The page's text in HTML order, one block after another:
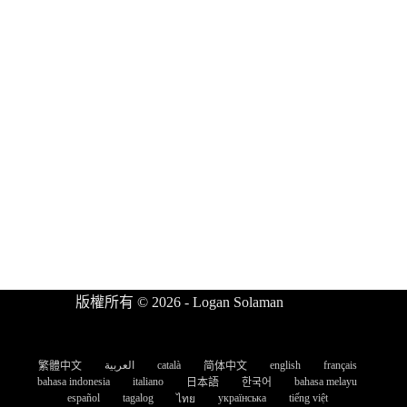
版權所有 © 2026 - Logan Solaman
繁體中文 العربية català 简体中文 english
français
bahasa indonesia
italiano 日本語 한국어
bahasa melayu
español
tagalog ไทย українська tiếng việt